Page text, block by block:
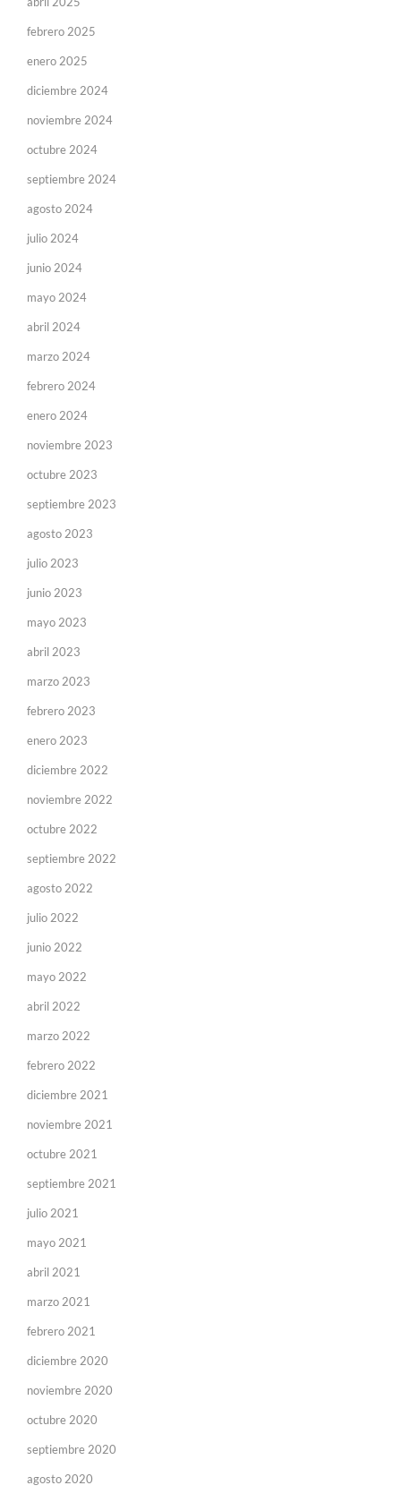
febrero 2025
enero 2025
diciembre 2024
noviembre 2024
octubre 2024
septiembre 2024
agosto 2024
julio 2024
junio 2024
mayo 2024
abril 2024
marzo 2024
febrero 2024
enero 2024
noviembre 2023
octubre 2023
septiembre 2023
agosto 2023
julio 2023
junio 2023
mayo 2023
abril 2023
marzo 2023
febrero 2023
enero 2023
diciembre 2022
noviembre 2022
octubre 2022
septiembre 2022
agosto 2022
julio 2022
junio 2022
mayo 2022
abril 2022
marzo 2022
febrero 2022
diciembre 2021
noviembre 2021
octubre 2021
septiembre 2021
julio 2021
mayo 2021
abril 2021
marzo 2021
febrero 2021
diciembre 2020
noviembre 2020
octubre 2020
septiembre 2020
agosto 2020